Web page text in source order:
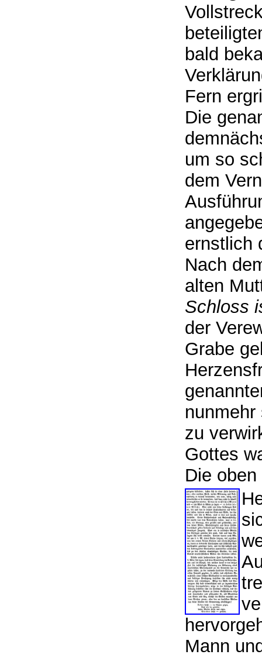
bald
Fern
Die
um so
dem
ernstlich
Nach
alten
Schloss
der
Grabe
zu
Gottes
Die
Mann